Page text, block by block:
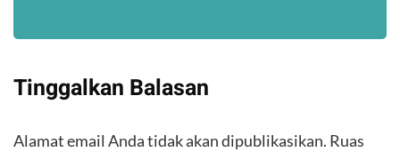
Tinggalkan Balasan
Alamat email Anda tidak akan dipublikasikan. Ruas